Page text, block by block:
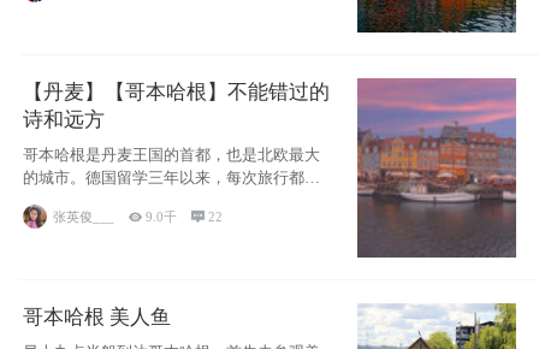
【丹麦】【哥本哈根】不能错过的
诗和远方
哥本哈根是丹麦王国的首都，也是北欧最大
的城市。德国留学三年以来，每次旅行都是
张英俊___ 9.0千 22
哥本哈根 美人鱼